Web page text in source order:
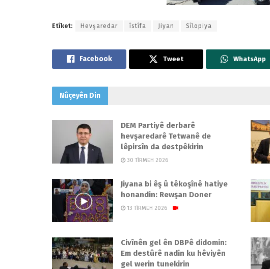
Etîket: Hevşaredar îstîfa Jiyan Sîlopiya
Tweet WhatsApp
Nûçeyên Din
DEM Partiyê derbarê
hevşaredarê Tetwanê de
lêpirsîn da destpêkirin
30 TÎRMEH 2026
Jiyana bi êş û têkoşînê hatiye
honandin: Rewşan Doner
13 TÎRMEH 2026
Civînên gel ên DBPê didomin:
Em destûrê nadin ku hêviyên
gel werin tunekirin